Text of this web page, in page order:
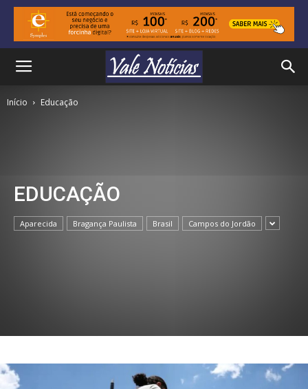
Início Educação
EDUCAÇÃO
Aparecida Bragança Paulista Brasil Campos do Jordão